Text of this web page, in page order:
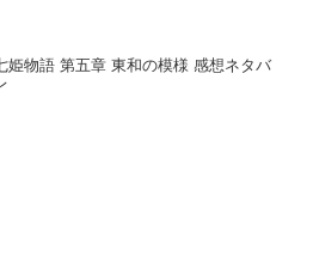
姫物語 第五章 東和の模様 感想ネタバ